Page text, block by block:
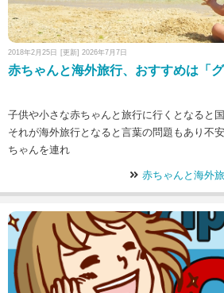
2018年2月25日 [更新] 2026年7月7日
赤ちゃんと海外旅行、おすすめは「
子供や小さな赤ちゃんと旅行に行くとなると
それが海外旅行となると言葉の問題もあり不
ちゃんを連れ
赤ちゃんと海外